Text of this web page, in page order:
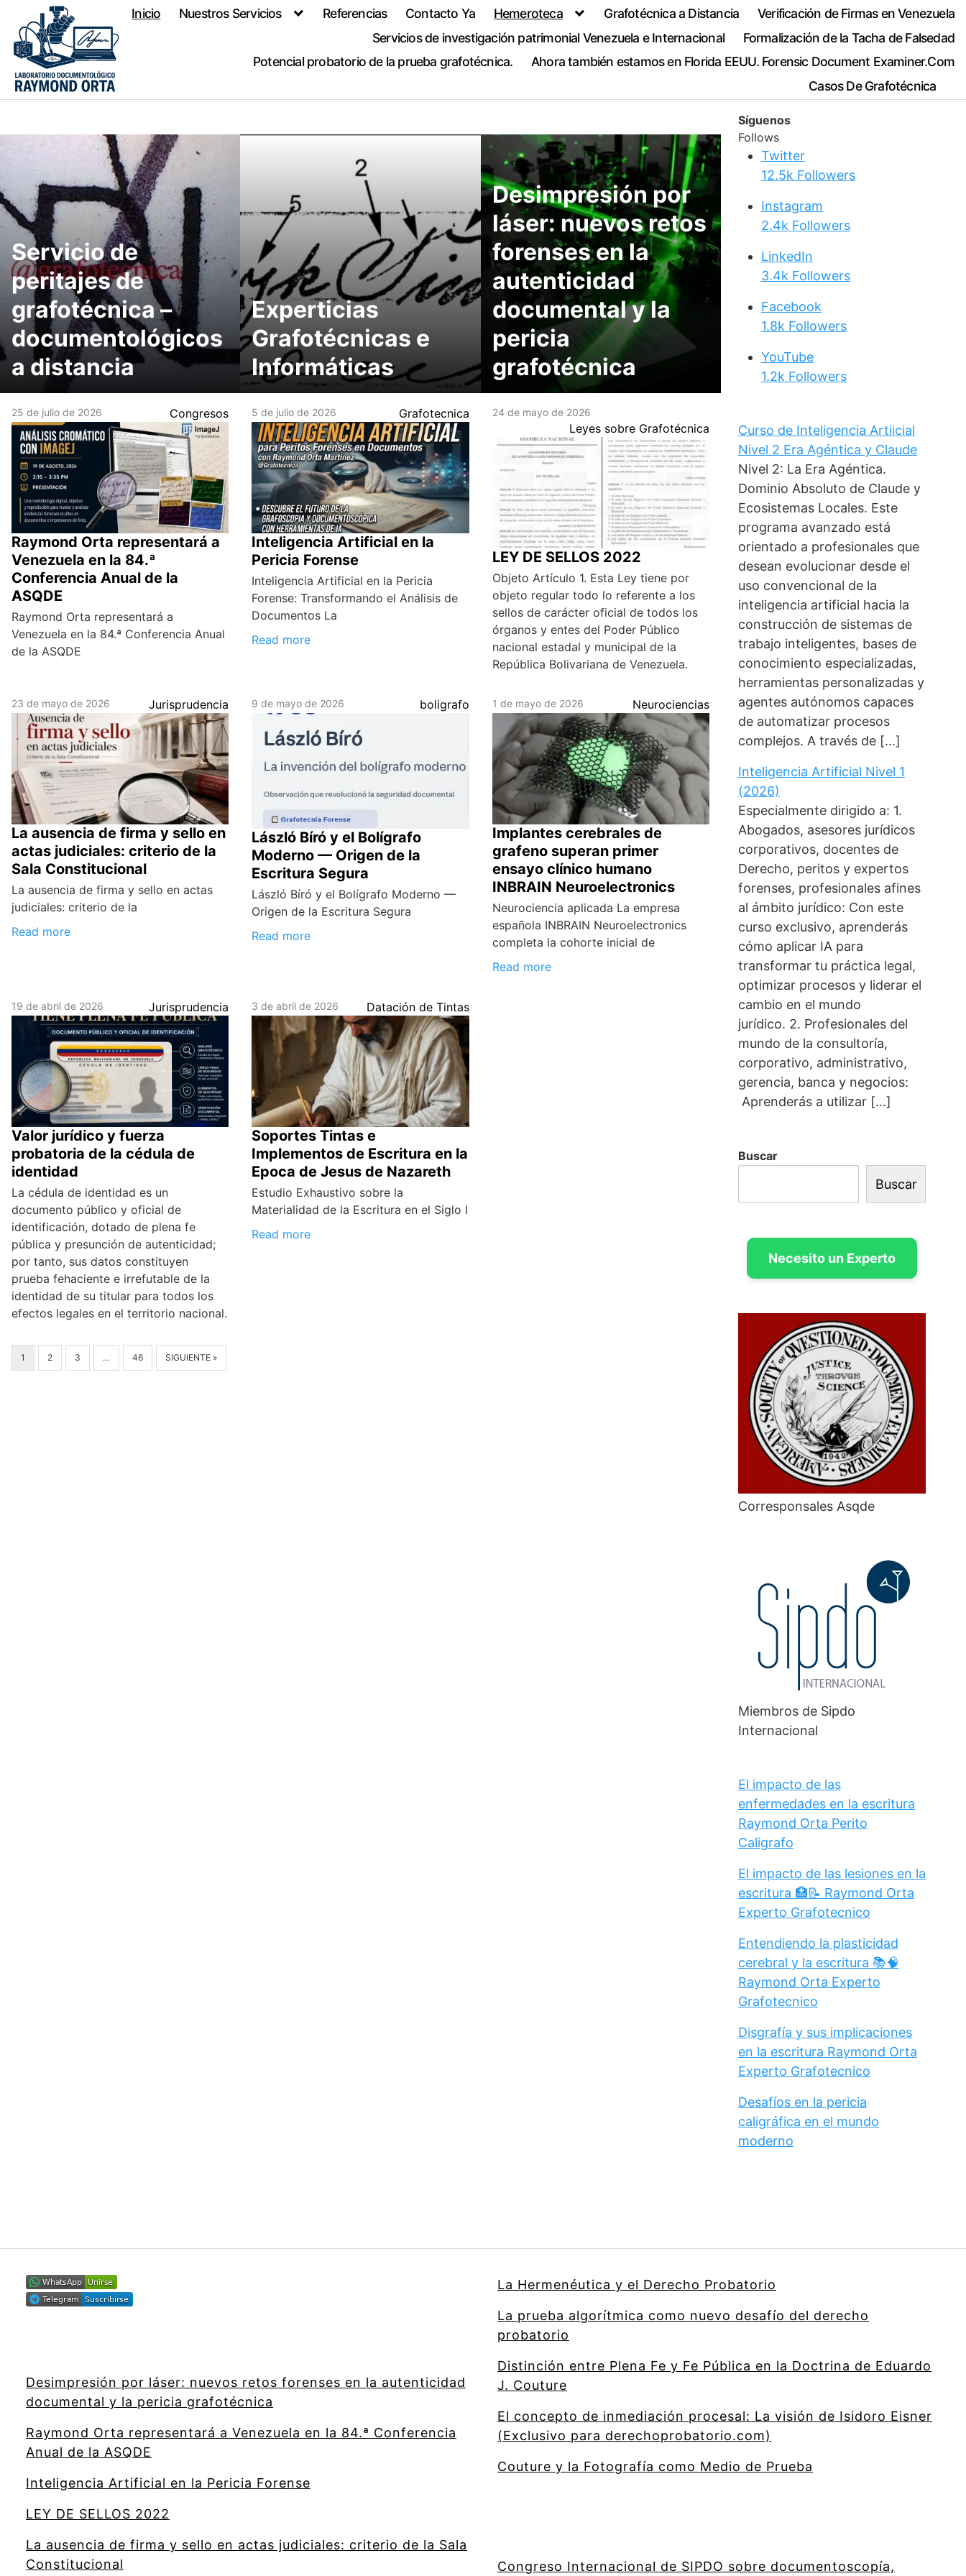
content
Inicio Nuestros Servicios Referencias Contacto Ya Hemeroteca Grafotécnica a Distancia
Verificación de Firmas en Venezuela
Servicios de investigación patrimonial Venezuela e Internacional
Formalización de la Tacha de Falsedad
Potencial probatorio de la prueba grafotécnica.
Ahora también estamos en Florida EEUU. Forensic Document Examiner.Com
Casos De Grafotécnica
Servicio de
peritajes de
grafotécnica –
documentológicos
a distancia
Experticias
Grafotécnicas e
Informáticas
Desimpresión por
láser: nuevos retos
forenses en la
autenticidad
documental y la
pericia
grafotécnica
25 de julio de 2026 Congresos
Raymond Orta representará a
Venezuela en la 84.ª
Conferencia Anual de la
ASQDE
Raymond Orta representará a
Venezuela en la 84.ª Conferencia Anual
de la ASQDE
5 de julio de 2026 Grafotecnica
Inteligencia Artificial en la
Pericia Forense
Inteligencia Artificial en la Pericia
Forense: Transformando el Análisis de
Documentos La
Read more
24 de mayo de 2026
Leyes sobre Grafotécnica
LEY DE SELLOS 2022
Objeto Artículo 1. Esta Ley tiene por
objeto regular todo lo referente a los
sellos de carácter oficial de todos los
órganos y entes del Poder Público
nacional estadal y municipal de la
República Bolivariana de Venezuela.
23 de mayo de 2026 Jurisprudencia
La ausencia de firma y sello en
actas judiciales: criterio de la
Sala Constitucional
La ausencia de firma y sello en actas
judiciales: criterio de la
Read more
9 de mayo de 2026 boligrafo
László Bíró y el Bolígrafo
Moderno — Origen de la
Escritura Segura
László Bíró y el Bolígrafo Moderno —
Origen de la Escritura Segura
Read more
1 de mayo de 2026 Neurociencias
Implantes cerebrales de
grafeno superan primer
ensayo clínico humano
INBRAIN Neuroelectronics
Neurociencia aplicada La empresa
española INBRAIN Neuroelectronics
completa la cohorte inicial de
Read more
19 de abril de 2026 Jurisprudencia
Valor jurídico y fuerza
probatoria de la cédula de
identidad
La cédula de identidad es un
documento público y oficial de
identificación, dotado de plena fe
pública y presunción de autenticidad;
por tanto, sus datos constituyen
prueba fehaciente e irrefutable de la
identidad de su titular para todos los
efectos legales en el territorio nacional.
3 de abril de 2026 Datación de Tintas
Soportes Tintas e
Implementos de Escritura en la
Epoca de Jesus de Nazareth
Estudio Exhaustivo sobre la
Materialidad de la Escritura en el Siglo I
Read more
1 2 3 … 46 SIGUIENTE »
Síguenos
Follows
Twitter
12.5k Followers
Instagram
2.4k Followers
LinkedIn
3.4k Followers
Facebook
1.8k Followers
YouTube
1.2k Followers
Curso de Inteligencia Artiicial
Nivel 2 Era Agéntica y Claude
Nivel 2: La Era Agéntica.
Dominio Absoluto de Claude y
Ecosistemas Locales. Este
programa avanzado está
orientado a profesionales que
desean evolucionar desde el
uso convencional de la
inteligencia artificial hacia la
construcción de sistemas de
trabajo inteligentes, bases de
conocimiento especializadas,
herramientas personalizadas y
agentes autónomos capaces
de automatizar procesos
complejos. A través de […]
Inteligencia Artificial Nivel 1
(2026)
Especialmente dirigido a: 1.
Abogados, asesores jurídicos
corporativos, docentes de
Derecho, peritos y expertos
forenses, profesionales afines
al ámbito jurídico: Con este
curso exclusivo, aprenderás
cómo aplicar IA para
transformar tu práctica legal,
optimizar procesos y liderar el
cambio en el mundo
jurídico. 2. Profesionales del
mundo de la consultoría,
corporativo, administrativo,
gerencia, banca y negocios:
Aprenderás a utilizar […]
Buscar
Buscar
Necesito un Experto
Corresponsales Asqde
Miembros de Sipdo
Internacional
El impacto de las
enfermedades en la escritura
Raymond Orta Perito
Caligrafo
El impacto de las lesiones en la
escritura 🏥📝 Raymond Orta
Experto Grafotecnico
Entendiendo la plasticidad
cerebral y la escritura 📚🧠
Raymond Orta Experto
Grafotecnico
Disgrafía y sus implicaciones
en la escritura Raymond Orta
Experto Grafotecnico
Desafíos en la pericia
caligráfica en el mundo
moderno
Desimpresión por láser: nuevos retos forenses en la autenticidad
documental y la pericia grafotécnica
Raymond Orta representará a Venezuela en la 84.ª Conferencia
Anual de la ASQDE
Inteligencia Artificial en la Pericia Forense
LEY DE SELLOS 2022
La ausencia de firma y sello en actas judiciales: criterio de la Sala
Constitucional
La Hermenéutica y el Derecho Probatorio
La prueba algorítmica como nuevo desafío del derecho
probatorio
Distinción entre Plena Fe y Fe Pública en la Doctrina de Eduardo
J. Couture
El concepto de inmediación procesal: La visión de Isidoro Eisner
(Exclusivo para derechoprobatorio.com)
Couture y la Fotografía como Medio de Prueba
Congreso Internacional de SIPDO sobre documentoscopía,